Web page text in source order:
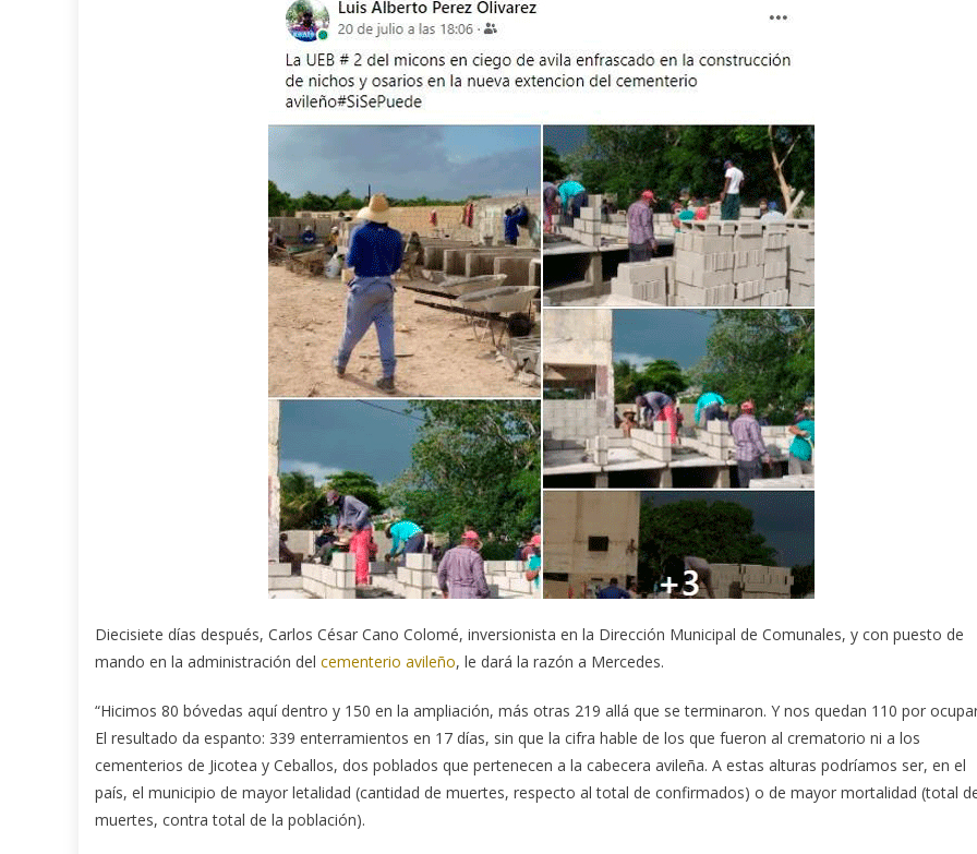
Diecisiete días después, Carlos César Cano Colomé, inversionista en la Dirección Municipal de Comunales, y con puesto de
mando en la administración del cementerio avileño, le dará la razón a Mercedes.
“Hicimos 80 bóvedas aquí dentro y 150 en la ampliación, más otras 219 allá que se terminaron. Y nos quedan 110 por
El resultado da espanto: 339 enterramientos en 17 días, sin que la cifra hable de los que fueron al crematorio ni a los
cementerios de Jicotea y Ceballos, dos poblados que pertenecen a la cabecera avileña. A estas alturas podríamos ser, en el
país, el municipio de mayor letalidad (cantidad de muertes, respecto al total de confirmados) o de mayor mortalidad (total
muertes, contra total de la población).